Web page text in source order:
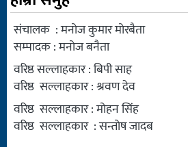
संचालक : मनोज कुमार मोरबैता
सम्पादक : मनोज बनैता
वरिष्ठ सल्लाहकार : बिपी साह
वरिष्ठ सल्लाहकार : श्रवण देव
वरिष्ठ सल्लाहकार : मोहन सिंह
वरिष्ठ सल्लाहकार : सन्तोष जादब